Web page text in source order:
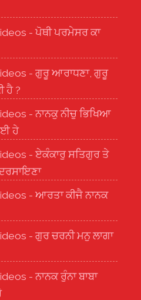
- ਪੋਥੀ ਪਰਮੇਸਰ ਕਾ
- ਗੁਰੂ ਆਰਾਧਣਾ, ਗੁਰੂ
ਹੈ ?
- ਨਾਨਕੁ ਨੀਚੁ ਭਿਖਿਆ
ਹੇ
- ਏਕੰਕਾਰੁ ਸਤਿਗੁਰ ਤੇ
- ਆਰਤਾ ਕੀਜੈ ਨਾਨਕ
- ਗੁਰ ਚਰਨੀ ਮਨੁ ਲਾਗਾ
- ਨਾਨਕ ਰੁੰਨਾ ਬਾਬਾ